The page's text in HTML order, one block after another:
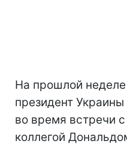
На прошлой неделе
президент
во время встречи
коллегой